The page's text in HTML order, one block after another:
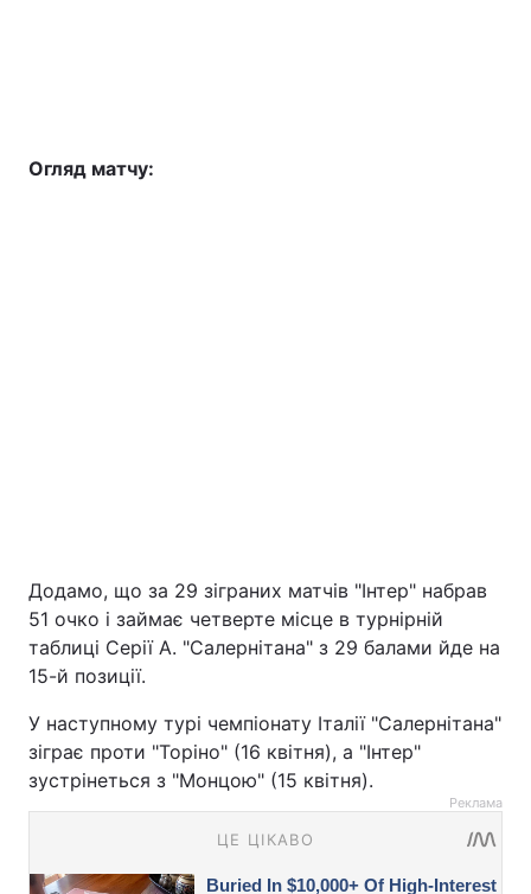
Огляд матчу:
Додамо, що за 29 зіграних матчів "Інтер" набрав
51 очко і займає четверте місце в турнірній
таблиці Серії А. "Салернітана" з 29 балами йде на
15-й позиції.
У наступному турі чемпіонату Італії "Салернітана"
зіграє проти "Торіно" (16 квітня), а "Інтер"
зустрінеться з "Монцою" (15 квітня).
Реклама